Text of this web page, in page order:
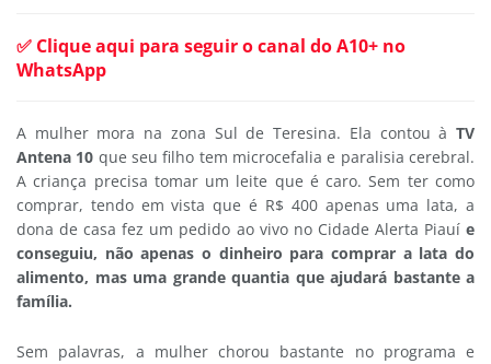
✅ Clique aqui para seguir o canal do A10+ no
WhatsApp
A mulher mora na zona Sul de Teresina. Ela contou à TV
Antena 10 que seu filho tem microcefalia e paralisia cerebral.
A criança precisa tomar um leite que é caro. Sem ter como
comprar, tendo em vista que é R$ 400 apenas uma lata, a
dona de casa fez um pedido ao vivo no Cidade Alerta Piauí e
conseguiu, não apenas o dinheiro para comprar a lata do
alimento, mas uma grande quantia que ajudará bastante a
família.
Sem palavras, a mulher chorou bastante no programa e